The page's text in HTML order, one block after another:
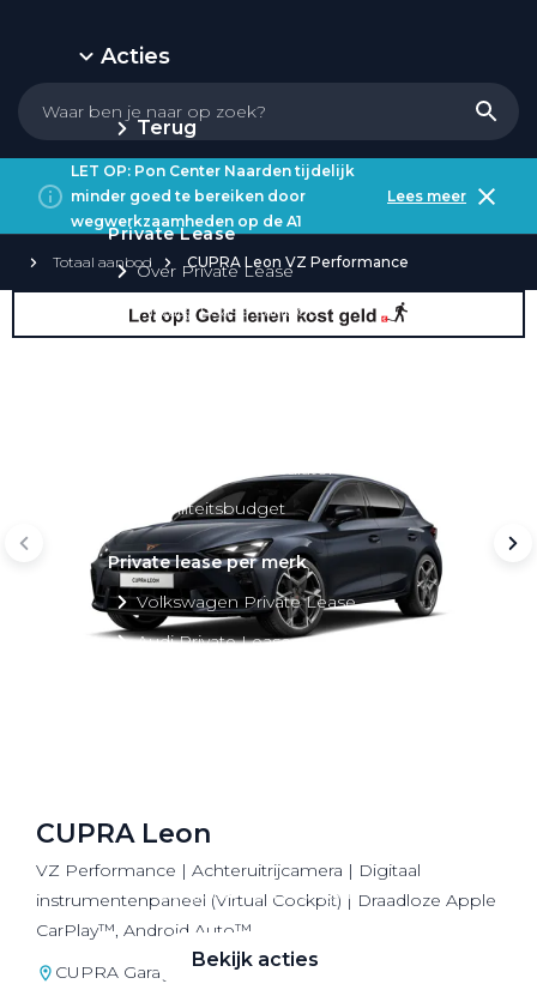
Acties
Terug
Private Lease
Over Private Lease
Private Lease aanbod
Private Lease calculator
Mobiliteitsbudget
Private lease per merk
Volkswagen Private Lease
Audi Private Lease
Bekijk alle aanbiedingen
Bekijk acties
LET OP: Pon Center Naarden tijdelijk
minder goed te bereiken door
wegwerkzaamheden op de A1
Lees meer
Totaal aanbod CUPRA Leon VZ Performance
CUPRA Leon
VZ Performance | Achteruitrijcamera | Digitaal
instrumentenpaneel (Virtual Cockpit) | Draadloze Apple
CarPlay™, Android Auto™
CUPRA Garage Utrecht